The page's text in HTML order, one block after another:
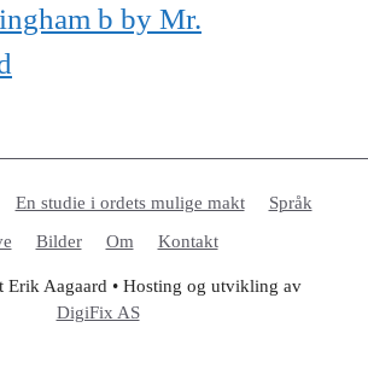
b by Mr.
En studie i ordets mulige makt
Språk
Bilder Om Kontakt
Erik Aagaard • Hosting og utvikling av
DigiFix AS